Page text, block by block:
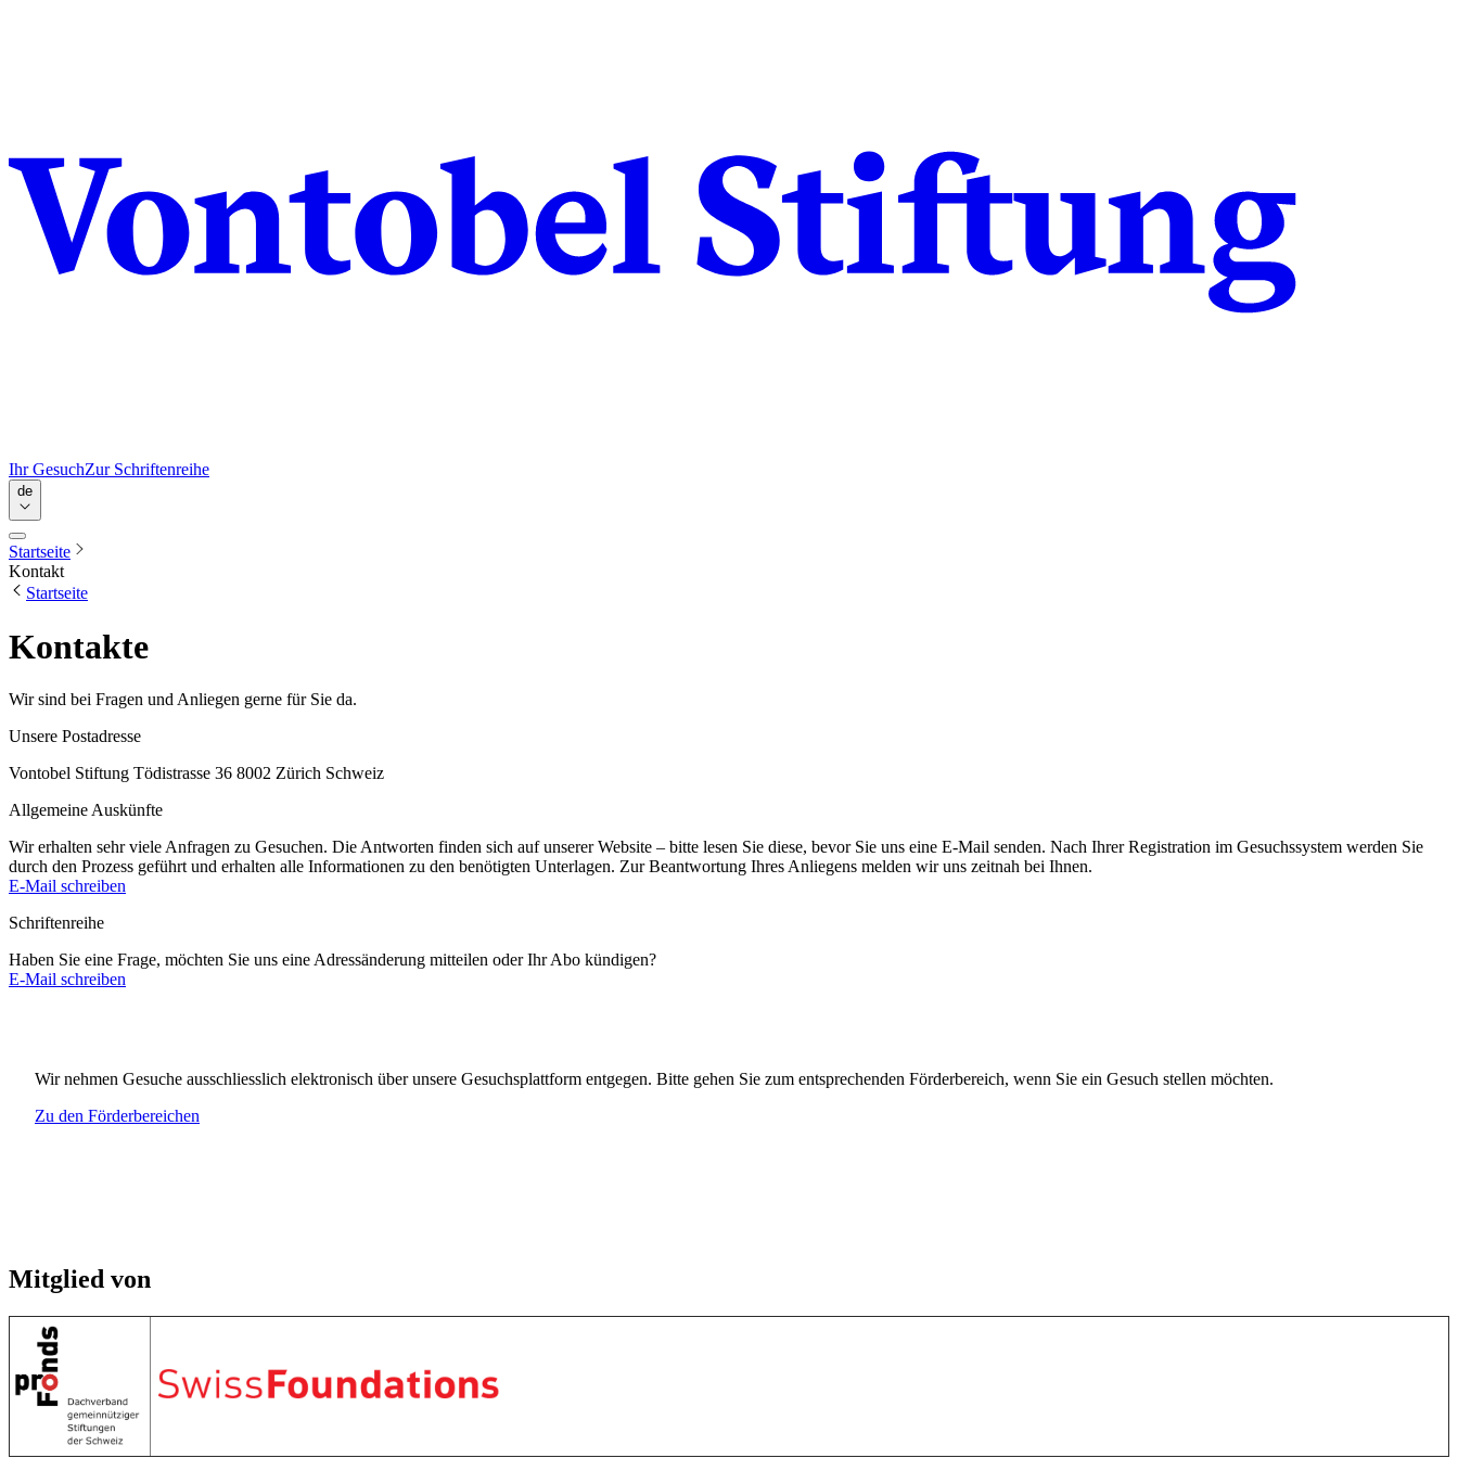
Ihr GesuchZur Schriftenreihe
de
Startseite
Kontakt
Startseite
Kontakte
Wir sind bei Fragen und Anliegen gerne für Sie da.
Unsere Postadresse
Vontobel Stiftung Tödistrasse 36 8002 Zürich Schweiz
Allgemeine Auskünfte
Wir erhalten sehr viele Anfragen zu Gesuchen. Die Antworten finden sich auf unserer Website – bitte lesen Sie diese, bevor Sie uns eine E-Mail senden. Nach Ihrer Registration im Gesuchssystem werden Sie
durch den Prozess geführt und erhalten alle Informationen zu den benötigten Unterlagen. Zur Beantwortung Ihres Anliegens melden wir uns zeitnah bei Ihnen.
E-Mail schreiben
Schriftenreihe
Haben Sie eine Frage, möchten Sie uns eine Adressänderung mitteilen oder Ihr Abo kündigen?
E-Mail schreiben
Wir nehmen Gesuche ausschliesslich elektronisch über unsere Gesuchsplattform entgegen. Bitte gehen Sie zum entsprechenden Förderbereich, wenn Sie ein Gesuch stellen möchten.
Zu den Förderbereichen
Mitglied von